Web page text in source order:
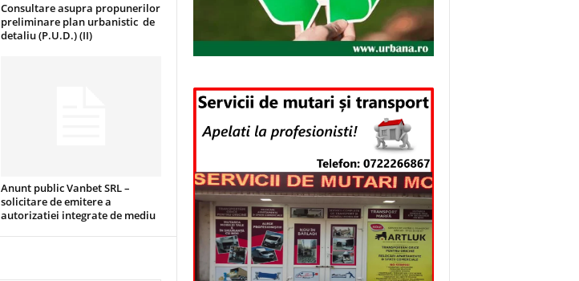
Consultare asupra propunerilor
preliminare plan urbanistic de
detaliu (P.U.D.) (II)
Anunt public Vanbet SRL –
solicitare de emitere a
autorizatiei integrate de mediu